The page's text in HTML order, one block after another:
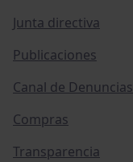
Junta directiva
Publicaciones
Canal de Denuncias
Compras
Transparencia